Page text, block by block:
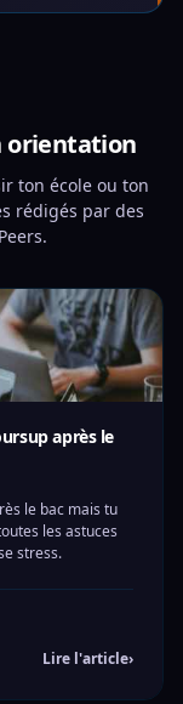
orientation
ton école ou ton
rédigés par des
après le
le bac mais tu
les astuces
stress.
Lire l'article›